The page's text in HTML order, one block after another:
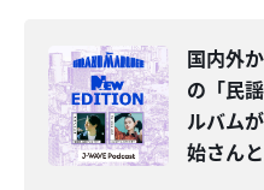
国内外
の「民
ルバム
始さん